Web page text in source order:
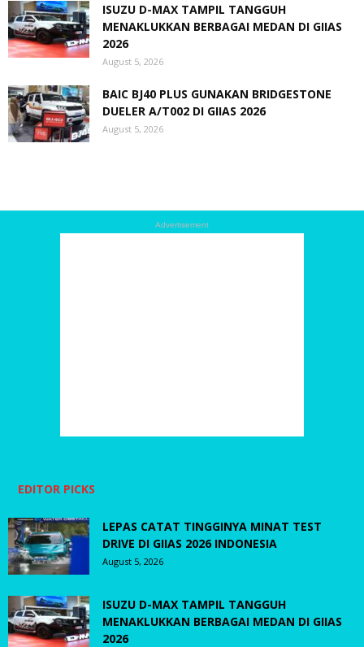
ISUZU D-MAX TAMPIL TANGGUH
MENAKLUKKAN BERBAGAI MEDAN DI GIIAS
2026
August 5, 2026
BAIC BJ40 PLUS GUNAKAN BRIDGESTONE
DUELER A/T002 DI GIIAS 2026
August 5, 2026
Advertisement
EDITOR PICKS
LEPAS CATAT TINGGINYA MINAT TEST
DRIVE DI GIIAS 2026 INDONESIA
August 5, 2026
ISUZU D-MAX TAMPIL TANGGUH
MENAKLUKKAN BERBAGAI MEDAN DI GIIAS
2026